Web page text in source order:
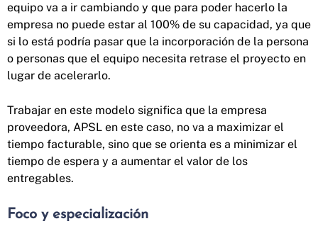
equipo va a ir cambiando y que para poder hacerlo la
empresa no puede estar al 100% de su capacidad, ya que
si lo está podría pasar que la incorporación de la persona
o personas que el equipo necesita retrase el proyecto en
lugar de acelerarlo.
Trabajar en este modelo significa que la empresa
proveedora, APSL en este caso, no va a maximizar el
tiempo facturable, sino que se orienta es a minimizar el
tiempo de espera y a aumentar el valor de los
entregables.
Foco y especialización